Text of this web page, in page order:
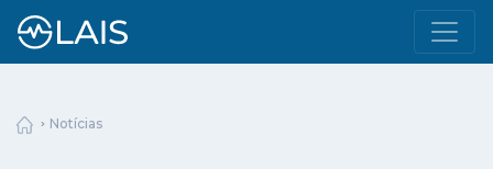
Notícias